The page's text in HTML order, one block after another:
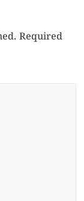
Required